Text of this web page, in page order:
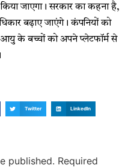
जाएगा। सरकार का कहना है,
बढ़ाए जाएंगे। कंपनियों को
आयु के बच्चों को अपने प्लेटफॉर्म से
Twitter LinkedIn
published. Required